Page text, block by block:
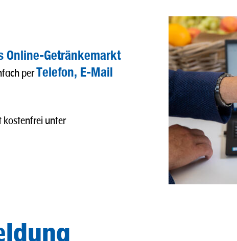
Online-Getränkemarkt
perTelefon, E-Mail
kostenfrei unter